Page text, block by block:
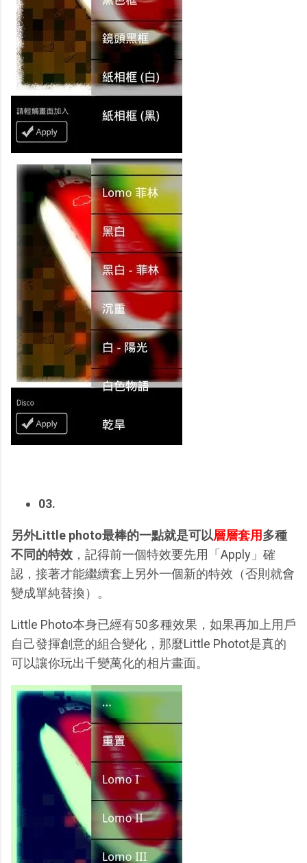
03.
另外Little photo最棒的一點就是可以層層套用多種
不同的特效 ，記得前一個特效要先用「Apply」確
認，接著才能繼續套上另外一個新的特效（否則就會
變成單純替換）。
Little Photo本身已經有50多種效果，如果再加上用戶
自己發揮創意的組合變化，那麼Little Photot是真的
可以讓你玩出千變萬化的相片畫面。